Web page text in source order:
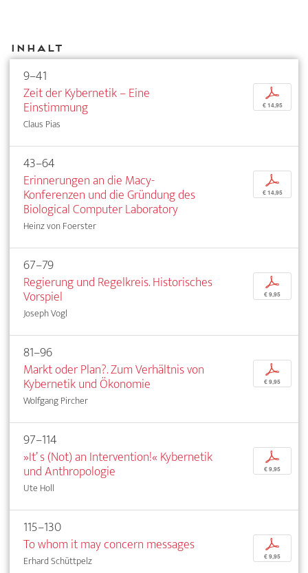
Inhalt
9–41
Zeit der Kybernetik – Eine
Einstimmung
Claus Pias
p
€ 14,95
43–64
Erinnerungen an die Macy-
Konferenzen und die Gründung des
Biological Computer Laboratory
Heinz von Foerster
p
€ 14,95
67–79
Regierung und Regelkreis. Historisches
Vorspiel
Joseph Vogl
p
€ 9,95
81–96
Markt oder Plan?. Zum Verhältnis von
Kybernetik und Ökonomie
Wolfgang Pircher
p
€ 9,95
97–114
»It’ s (Not) an Intervention!« Kybernetik
und Anthropologie
Ute Holl
p
€ 9,95
115–130
To whom it may concern messages
Erhard Schüttpelz
p
€ 9,95